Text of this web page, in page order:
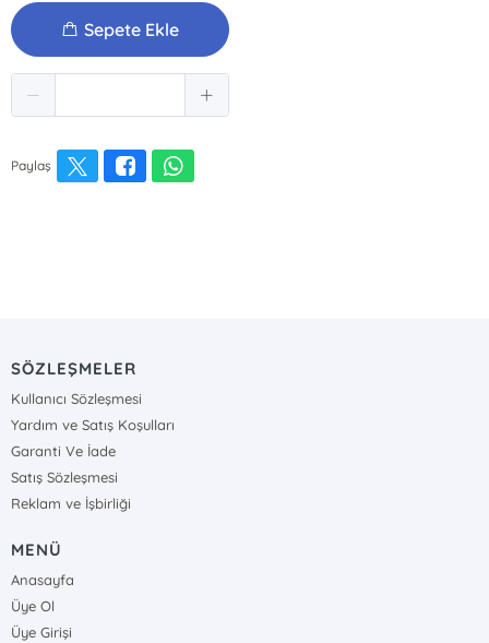
Sepete Ekle
Paylaş
SÖZLEŞMELER
Kullanıcı Sözleşmesi
Yardım ve Satış Koşulları
Garanti Ve İade
Satış Sözleşmesi
Reklam ve İşbirliği
MENÜ
Anasayfa
Üye Ol
Üye Girişi